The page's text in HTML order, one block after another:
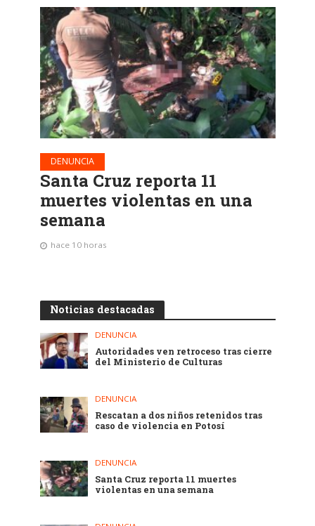
DENUNCIA
Santa Cruz reporta 11
muertes violentas en una
semana
hace 10 horas
Noticias destacadas
DENUNCIA
Autoridades ven retroceso tras cierre
del Ministerio de Culturas
DENUNCIA
Rescatan a dos niños retenidos tras
caso de violencia en Potosí
DENUNCIA
Santa Cruz reporta 11 muertes
violentas en una semana